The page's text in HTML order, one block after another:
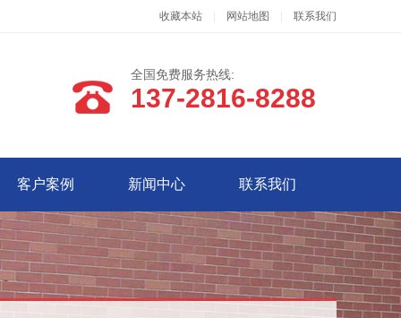
收藏本站 网站地图 联系我们
全国免费服务热线:
137-2816-8288
客户案例 新闻中心 联系我们